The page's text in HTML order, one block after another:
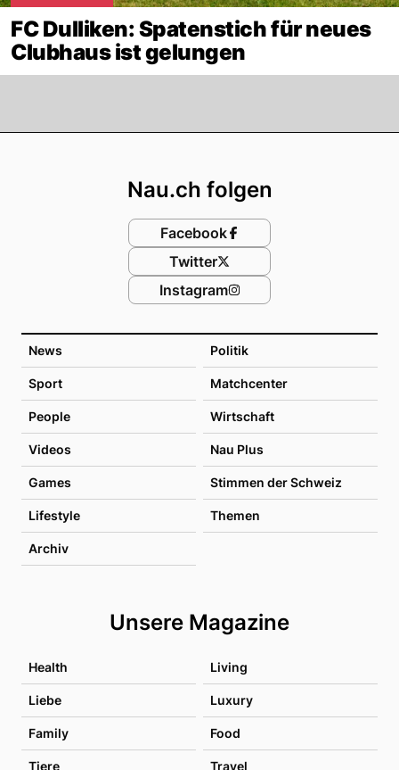
FC Dulliken: Spatenstich für neues
Clubhaus ist gelungen
News Politik
Sport Matchcenter
People Wirtschaft
Videos Nau Plus
Games Stimmen der Schweiz
Lifestyle Themen
Archiv
Unsere Magazine
Health Living
Liebe Luxury
Family Food
Tiere Travel
Nau.ch folgen
Facebook
Twitter
Instagram